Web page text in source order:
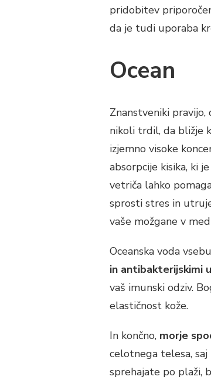
pridobitev
da je tudi uporaba
Ocean
Znanstveniki
nikoli trdil, da bližje
izjemno visoke
absorpcije kisika, ki
vetriča lahko
sprosti stres in
vaše možgane v
Oceanska voda
in antibakterijskimi
vaš imunski odziv.
elastičnost kože.
In končno, morje
celotnega telesa,
sprehajate po plaži,